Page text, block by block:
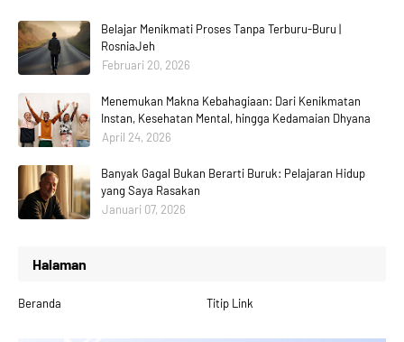
Belajar Menikmati Proses Tanpa Terburu-Buru |
RosniaJeh
Februari 20, 2026
Menemukan Makna Kebahagiaan: Dari Kenikmatan
Instan, Kesehatan Mental, hingga Kedamaian Dhyana
April 24, 2026
Banyak Gagal Bukan Berarti Buruk: Pelajaran Hidup
yang Saya Rasakan
Januari 07, 2026
Halaman
Beranda Titip Link